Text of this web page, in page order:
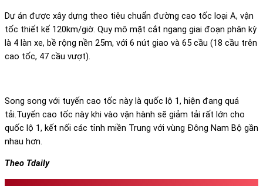
Dự án được xây dựng theo tiêu chuẩn đường cao tốc loại A, vận
tốc thiết kế 120km/giờ. Quy mô mặt cắt ngang giai đoạn phân kỳ
là 4 làn xe, bề rộng nền 25m, với 6 nút giao và 65 cầu (18 cầu trên
cao tốc, 47 cầu vượt).
Song song với tuyến cao tốc này là quốc lộ 1, hiện đang quá
tải.Tuyến cao tốc này khi vào vận hành sẽ giảm tải rất lớn cho
quốc lộ 1, kết nối các tỉnh miền Trung với vùng Đông Nam Bộ gần
nhau hơn.
Theo Tdaily